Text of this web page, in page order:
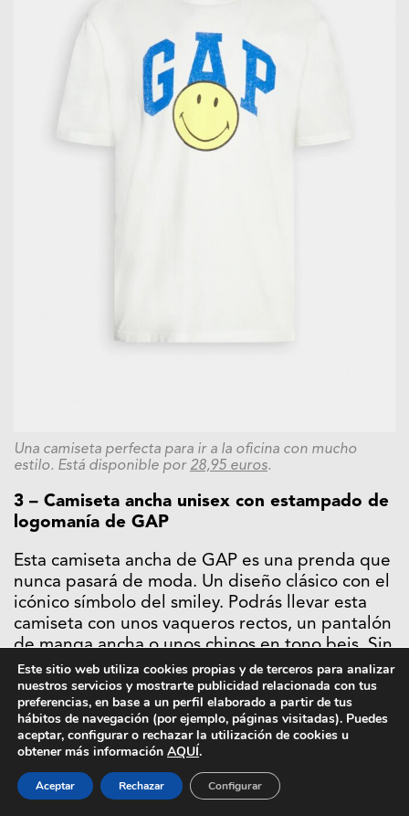
Una camiseta perfecta para ir a la oficina con mucho
estilo. Está disponible por 28,95 euros.
3 – Camiseta ancha unisex con estampado de
logomanía de GAP
Esta camiseta ancha de GAP es una prenda que
nunca pasará de moda. Un diseño clásico con el
icónico símbolo del smiley. Podrás llevar esta
camiseta con unos vaqueros rectos, un pantalón
de manga ancha o unos chinos en tono beis. Sin
olvidar que esta camiseta es un básico para tus
festivales de música. Te arreglarán un día de
falta de imaginación.
Este sitio web utiliza cookies propias y de terceros para analizar
nuestros servicios y mostrarte publicidad relacionada con tus
preferencias, en base a un perfil elaborado a partir de tus
hábitos de navegación (por ejemplo, páginas visitadas). Puedes
aceptar, configurar o rechazar la utilización de cookies u
obtener más información AQUÍ.
Aceptar Rechazar Configurar